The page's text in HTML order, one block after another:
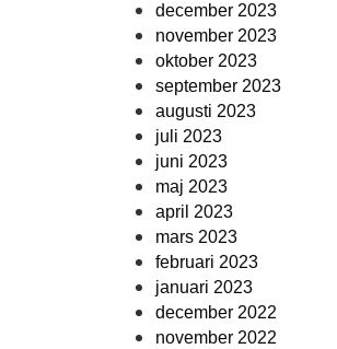
december 2023
november 2023
oktober 2023
september 2023
augusti 2023
juli 2023
juni 2023
maj 2023
april 2023
mars 2023
februari 2023
januari 2023
december 2022
november 2022